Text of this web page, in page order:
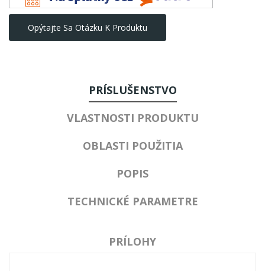
Opýtajte Sa Otázku K Produktu
PRÍSLUŠENSTVO
VLASTNOSTI PRODUKTU
OBLASTI POUŽITIA
POPIS
TECHNICKÉ PARAMETRE
PRÍLOHY